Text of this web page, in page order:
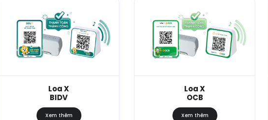
Loa X
BIDV
Xem thêm
Loa X
OCB
Xem thêm